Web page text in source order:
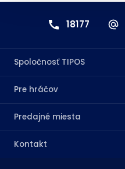
18177
Spoločnosť TIPOS
Pre hráčov
Predajné miesta
Kontakt